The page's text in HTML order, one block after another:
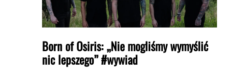
Born of Osiris: „Nie mogliśmy wymyślić
nic lepszego” #wywiad